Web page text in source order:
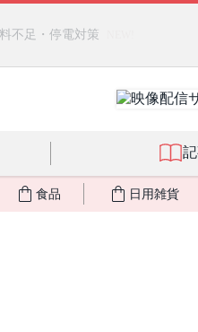
クアサーキュレーション」（旧
食品 日用雑貨